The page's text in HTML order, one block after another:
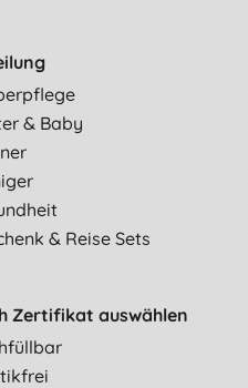
& Baby
& Reise Sets
Zertifikat auswählen